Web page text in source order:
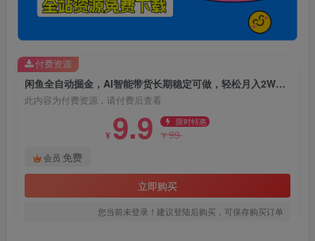
闲鱼全自动掘金，AI智能带货长期稳定可做，轻松月入2W+【揭秘】
此内容为付费资源，请付费后查看
¥ 9.9 限时特惠
¥99
会员 免费
立即购买
您当前未登录！建议登陆后购买，可保存购买订单
付费资源